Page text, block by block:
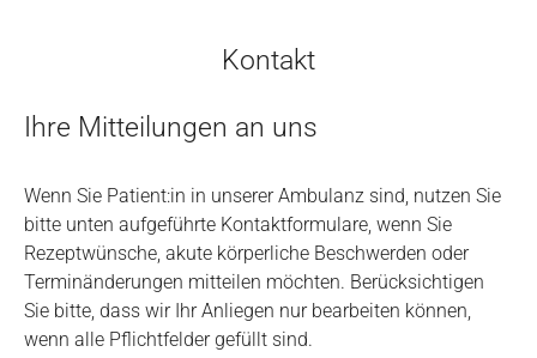
Kontakt
Ihre Mitteilungen an uns
Wenn Sie Patient:in in unserer Ambulanz sind, nutzen Sie
bitte unten aufgeführte Kontaktformulare, wenn Sie
Rezeptwünsche, akute körperliche Beschwerden oder
Terminänderungen mitteilen möchten. Berücksichtigen
Sie bitte, dass wir Ihr Anliegen nur bearbeiten können,
wenn alle Pflichtfelder gefüllt sind.